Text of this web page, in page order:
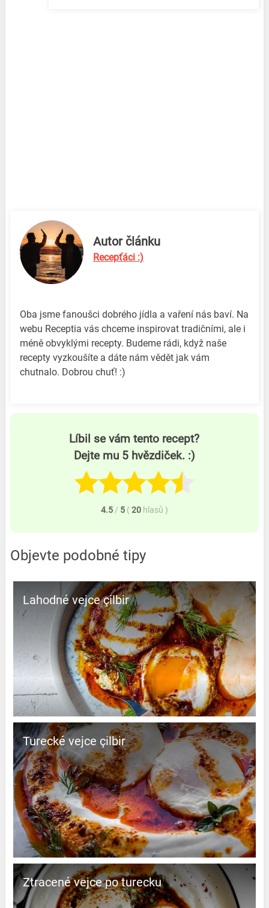
Autor článku
Recepťáci :)
Oba jsme fanoušci dobrého jídla a vaření nás baví. Na
webu Receptia vás chceme inspirovat tradičními, ale i
méně obvyklými recepty. Budeme rádi, když naše
recepty vyzkoušíte a dáte nám vědět jak vám
chutnalo. Dobrou chuť! :)
Líbil se vám tento recept?
Dejte mu 5 hvězdiček. :)
4.5 / 5 (20 hlasů )
Objevte podobné tipy
Lahodné vejce çilbir
Turecké vejce çilbir
Ztracené vejce po turecku